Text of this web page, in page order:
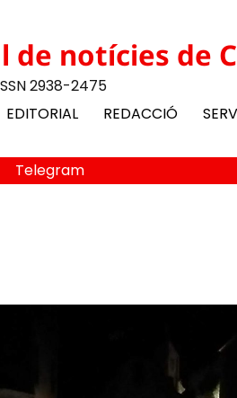
notícies de
2938-2475
EDITORIAL REDACCIÓ
Telegram